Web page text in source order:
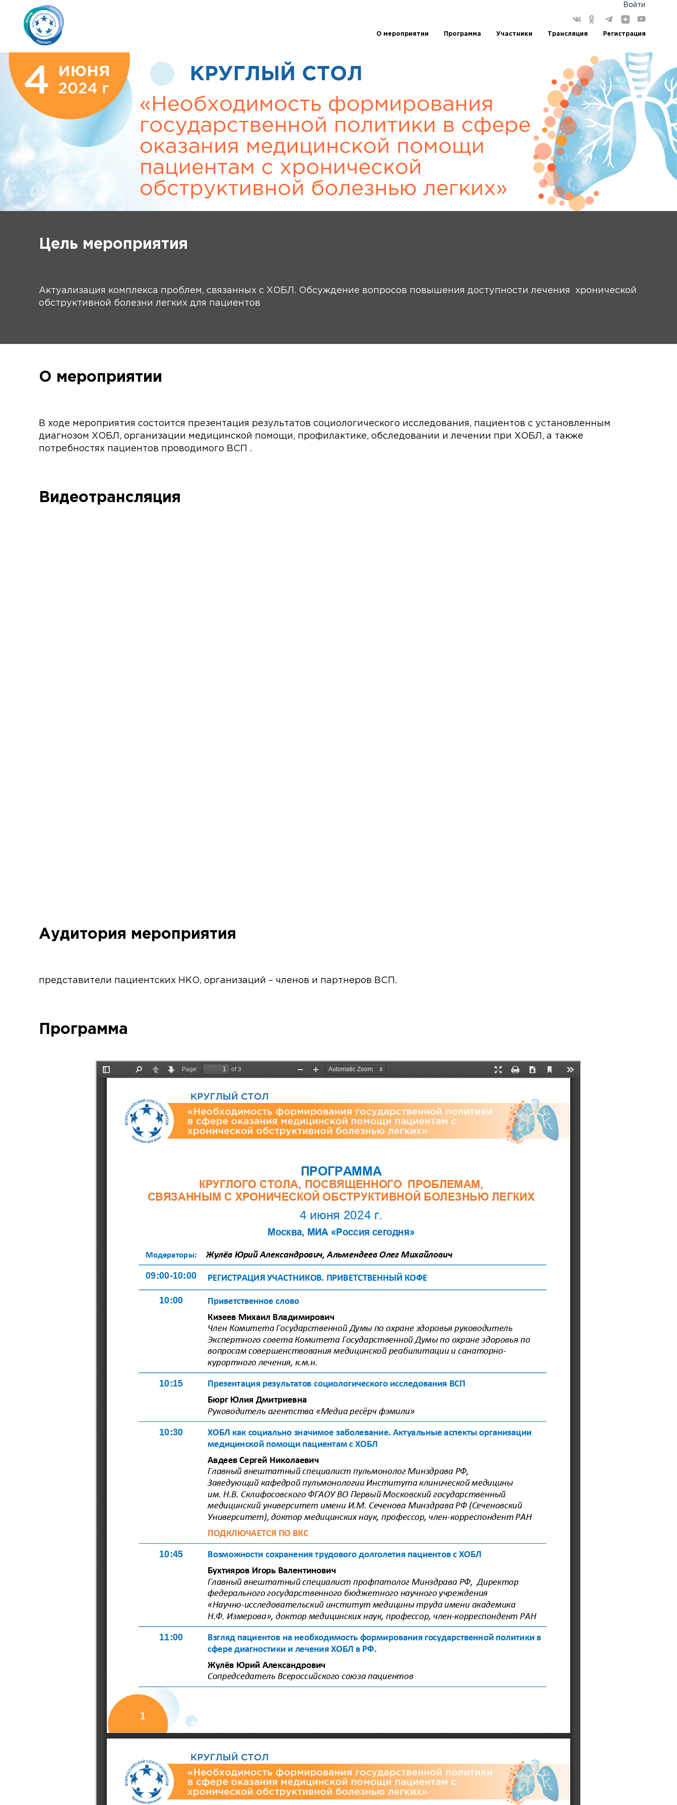
Войти
О мероприятии Программа Участники Трансляция Регистрация
Цель мероприятия
Актуализация комплекса проблем, связанных с ХОБЛ. Обсуждение вопросов повышения доступности лечения хронической
обструктивной болезни легких для пациентов
О мероприятии
В ходе мероприятия состоится презентация результатов социологического исследования, пациентов с установленным
диагнозом ХОБЛ, организации медицинской помощи, профилактике, обследовании и лечении при ХОБЛ, а также
потребностях пациентов проводимого ВСП .
Видеотрансляция
Аудитория мероприятия
представители пациентских НКО, организаций – членов и партнеров ВСП.
Программа